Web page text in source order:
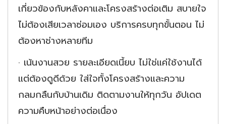
เกี่ยวข้องกับหลังคาและโครงสร้างต่อเติม สบายใจ
ไม่ต้องเสียเวลาซ่อมเอง บริการครบทุกขั้นตอน ไม่
ต้องหาช่างหลายทีม
· เน้นงานสวย รายละเอียดเนี้ยบ ไม่ใช่แค่ใช้งานได้
แต่ต้องดูดีด้วย ใส่ใจทั้งโครงสร้างและความ
กลมกลืนกับบ้านเดิม ติดตามงานให้ทุกวัน อัปเดต
ความคืบหน้าอย่างต่อเนื่อง